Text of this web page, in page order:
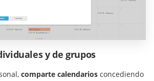
y de grupos
comparte calendarios concediendo